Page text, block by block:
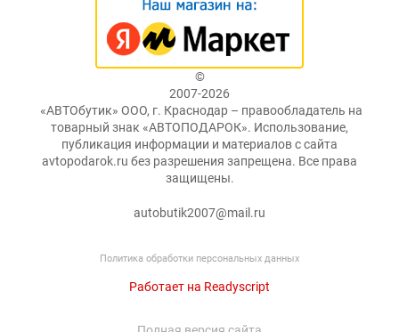
©
2007-2026
«АВТОбутик» ООО, г. Краснодар – правообладатель на
товарный знак «АВТОПОДАРОК». Использование,
публикация информации и материалов с сайта
avtopodarok.ru без разрешения запрещена. Все права
защищены.
autobutik2007@mail.ru
Политика обработки персональных данных
Работает на Readyscript